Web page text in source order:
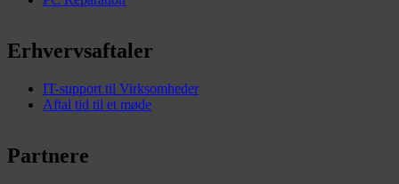
Erhvervsaftaler
IT-support til Virksomheder
Aftal tid til et møde
Partnere